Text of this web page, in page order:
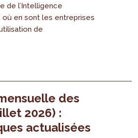
de l’Intelligence
où en sont les entreprises
de
des
2026) :
actualisées